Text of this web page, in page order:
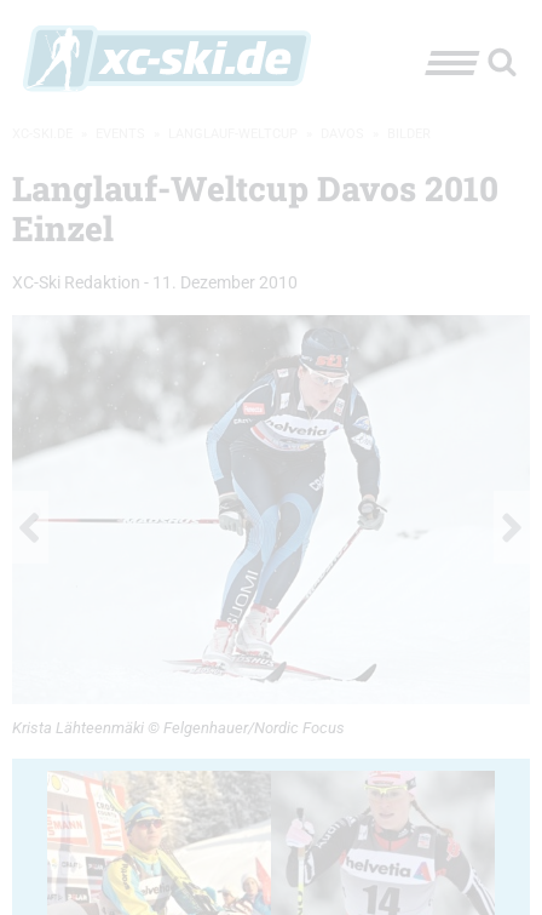
Langlauf-Weltcup Davos 2010
Einzel
XC-Ski Redaktion - 11. Dezember 2010
Krista Lähteenmäki © Felgenhauer/Nordic Focus